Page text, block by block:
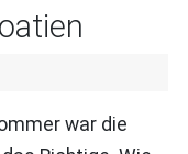
war die